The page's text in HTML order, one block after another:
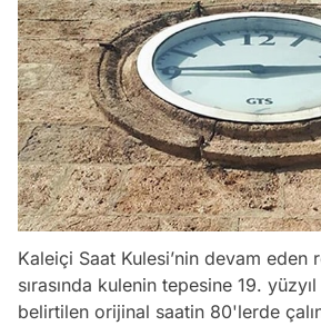
Kaleiçi Saat Kulesi’nin devam eden
sırasında kulenin tepesine 19. yüzyıl
belirtilen orijinal saatin 80'lerde